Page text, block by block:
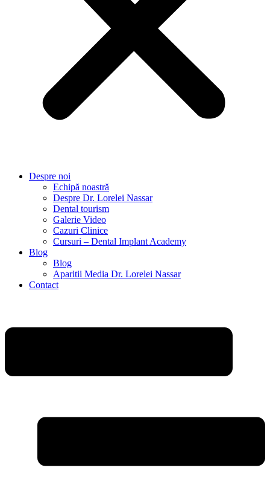
Despre noi
Echipă noastră
Despre Dr. Lorelei Nassar
Dental tourism
Galerie Video
Cazuri Clinice
Cursuri – Dental Implant Academy
Blog
Blog
Aparitii Media Dr. Lorelei Nassar
Contact